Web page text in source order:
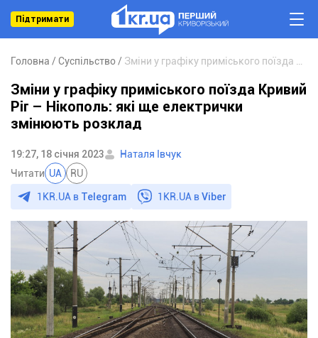
Підтримати
Головна Суспільство
Зміни у графіку приміського поїзда Кривий
Ріг – Нікополь: які ще електрички
змінюють розклад
19:27, 18 січня 2023
Наталя Івчук
Читати UA RU
1KR.UA в Telegram 1KR.UA вViber